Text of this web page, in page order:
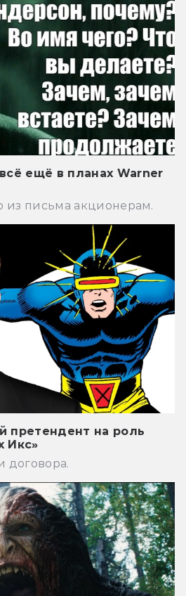
ещё в планах Warner
из письма акционерам.
претендент на роль
Икс»
договора.